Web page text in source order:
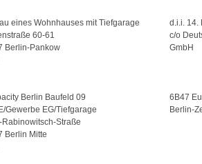
eines Wohnhauses mit Tiefgarage
60-61
Berlin-Pankow
d.i.i. 14.
c/o
GmbH
Berlin Baufeld 09
Gewerbe EG/Tiefgarage
Rabinowitsch-Straße
Berlin Mitte
6B47
Berlin-